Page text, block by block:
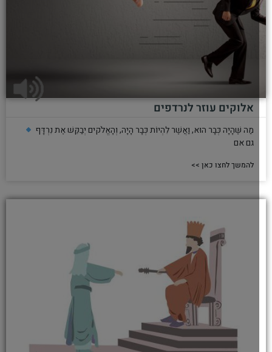
אלוקים עוזר לנרדפים
מַה שֶּׁהָיָה כְּבָר הוּא, וַאֲשֶׁר לִהְיוֹת כְּבָר הָיָה, וְהָאֱלֹקים יְבַקֵּשׁ אֶת נִרְדָּף
גם אם
להמשך לחצו כאן >>